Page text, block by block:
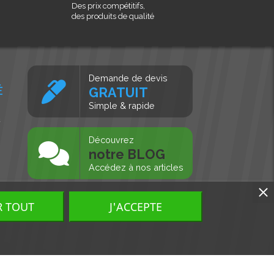
Des prix compétitifs,
des produits de qualité
Demande de devis
GRATUIT
Simple & rapide
Découvrez
notre BLOG
Accédez à nos articles
TOUT J'ACCEPTE